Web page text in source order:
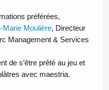
préférées,
Marie Moulière, Directeur
Management & Services
de s’être prêté au jeu et
avec maestria.